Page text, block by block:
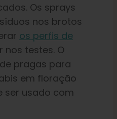
Os sprays
nos brotos
os perfis de
nos testes. O
pragas para
em floração
ser usado com